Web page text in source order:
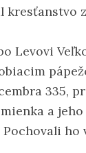
kresťanstvo
Levovi
335,
a
Pochovali